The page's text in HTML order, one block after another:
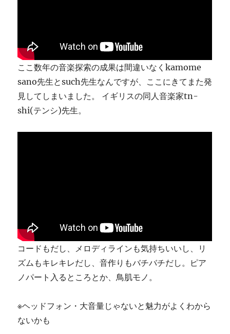
ここ数年の音楽探索の成果は間違いなくkamome
sano先生とsuch先生なんですが、ここにきてまた発
見してしまいました。 イギリスの同人音楽家tn-
shi(テンシ)先生。
コードもだし、メロディラインも気持ちいいし、リ
ズムもキレキレだし、音作りもバチバチだし。ピア
ノパート入るところとか、鳥肌モノ。
※ヘッドフォン・大音量じゃないと魅力がよくわから
ないかも